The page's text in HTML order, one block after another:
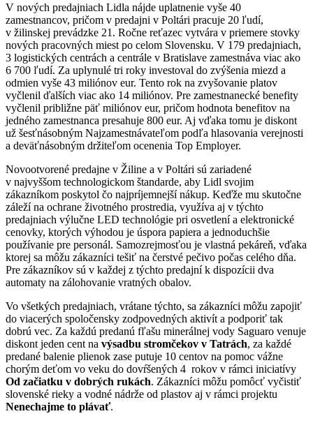
V nových predajniach Lidla nájde uplatnenie vyše 40
zamestnancov, pričom v predajni v Poltári pracuje 20 ľudí,
v žilinskej prevádzke 21. Ročne reťazec vytvára v priemere stovky
nových pracovných miest po celom Slovensku. V 179 predajniach,
3 logistických centrách a centrále v Bratislave zamestnáva viac ako
6 700 ľudí. Za uplynulé tri roky investoval do zvýšenia miezd a
odmien vyše 43 miliónov eur. Tento rok na zvyšovanie platov
vyčlenil ďalších viac ako 14 miliónov. Pre zamestnanecké benefity
vyčlenil približne päť miliónov eur, pričom hodnota benefitov na
jedného zamestnanca presahuje 800 eur. Aj vďaka tomu je diskont
už šesťnásobným Najzamestnávateľom podľa hlasovania verejnosti
a deväťnásobným držiteľom ocenenia Top Employer.
Novootvorené predajne v Žiline a v Poltári sú zariadené
v najvyššom technologickom štandarde, aby Lidl svojim
zákazníkom poskytol čo najpríjemnejší nákup. Keďže mu skutočne
záleží na ochrane životného prostredia, využíva aj v týchto
predajniach výlučne LED technológie pri osvetlení a elektronické
cenovky, ktorých výhodou je úspora papiera a jednoduchšie
používanie pre personál. Samozrejmosťou je vlastná pekáreň, vďaka
ktorej sa môžu zákazníci tešiť na čerstvé pečivo počas celého dňa.
Pre zákazníkov sú v každej z týchto predajní k dispozícii dva
automaty na zálohovanie vratných obalov.
Vo všetkých predajniach, vrátane týchto, sa zákazníci môžu zapojiť
do viacerých spoločensky zodpovedných aktivít a podporiť tak
dobrú vec. Za každú predanú fľašu minerálnej vody Saguaro venuje
diskont jeden cent na výsadbu stromčekov v Tatrách, za každé
predané balenie plienok zase putuje 10 centov na pomoc vážne
chorým deťom vo veku do dovŕšených 4 rokov v rámci iniciatívy
Od začiatku v dobrých rukách. Zákazníci môžu pomôcť vyčistiť
slovenské rieky a vodné nádrže od plastov aj v rámci projektu
Nenechajme to plávať.